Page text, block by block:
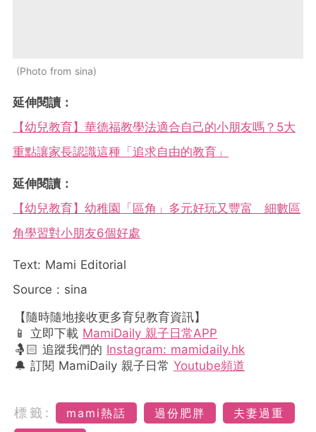
Photo from sina
延伸閱讀：
【幼兒教育】華德福教學法適合自己的小朋友嗎？5大
重點讓家長認識這種「追求自由的教育」
延伸閱讀：
【幼兒教育】幼稚園「區角」多元好玩又豐富 細數區
角學習對小朋友6個好處
Text: Mami Editorial
Source : sina
【隨時隨地接收更多育兒教育資訊】
📱 立即下載 MamiDaily 親子日常APP
🤱🏻 追蹤我們的 Instagram: mamidaily.hk
🔔 訂閱 MamiDaily 親子日常 Youtube頻道
標籤: mami熱話 過份肥胖
夫妻過重